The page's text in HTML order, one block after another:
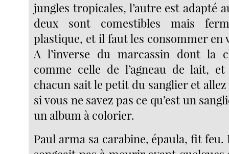
jungles tropicales, l’autre est adapté
deux sont comestibles mais
plastique, et il faut les consommer en
A l’inverse du marcassin dont la
comme celle de l’agneau de lait,
chacun sait le petit du sanglier et
si vous ne savez pas ce qu’est un
un album à colorier.
Paul arma sa carabine, épaula, fit feu.